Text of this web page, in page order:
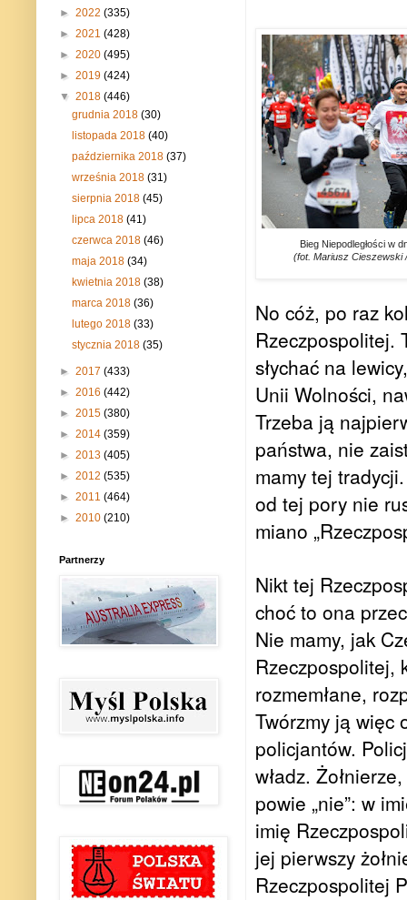
Bieg Niepodległości w
(fot. Mariusz Cieszewski
No cóż, po raz
Rzeczpospolitej.
słychać na
Unii Wolności,
Trzeba ją
państwa, nie
mamy tej
od tej pory nie
miano
Nikt tej
choć to ona
Nie mamy, jak
Rzeczpospolitej,
rozmemłane,
Twórzmy ją więc
policjantów.
władz.
powie „nie”: w
imię
jej pierwszy
Rzeczpospolitej
► 2022 (335)
► 2021 (428)
► 2020 (495)
► 2019 (424)
▼ 2018 (446)
grudnia 2018(30)
listopada 2018(40)
października 2018(37)
września 2018(31)
sierpnia 2018(45)
lipca 2018(41)
czerwca 2018(46)
maja 2018(34)
kwietnia 2018(38)
marca 2018(36)
lutego 2018(33)
stycznia 2018(35)
► 2017 (433)
► 2016 (442)
► 2015 (380)
► 2014 (359)
► 2013 (405)
► 2012 (535)
► 2011 (464)
► 2010 (210)
Partnerzy